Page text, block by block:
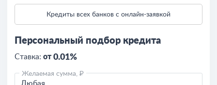
возможностей для физических и юридических лиц.
Кредиты всех банков с онлайн-заявкой
Персональный подбор кредита
Ставка: от0.01%
Желаемая сумма, ₽